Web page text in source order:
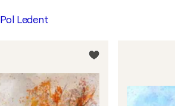
Pol Ledent